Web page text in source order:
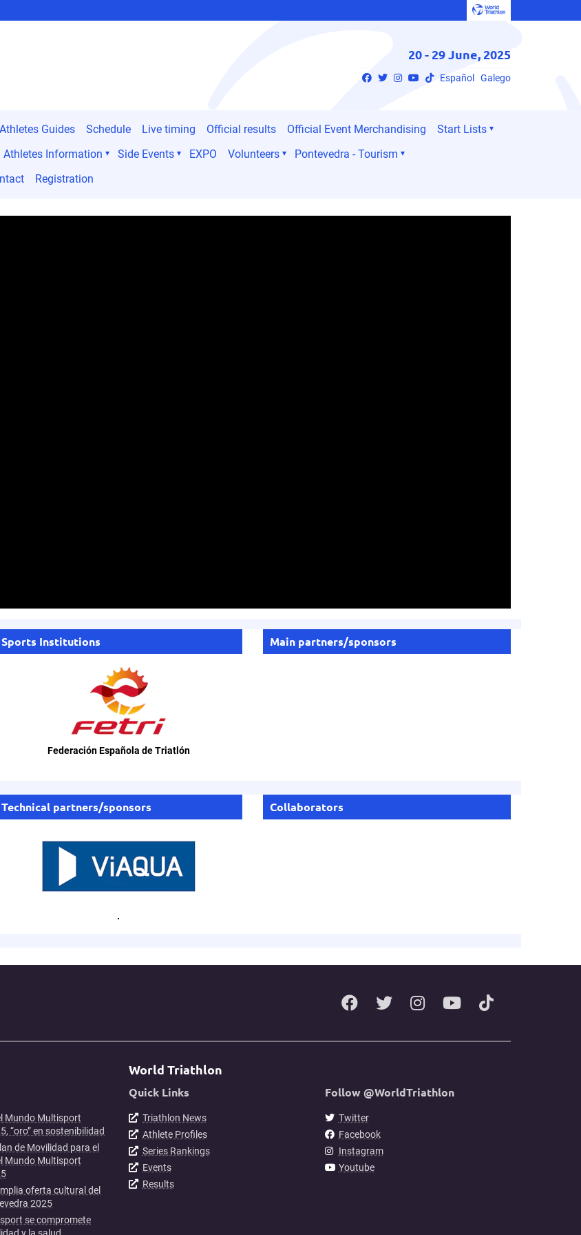
20 - 29 June, 2025
Español Galego
Athletes Guides Schedule Live timing Official results Official Event Merchandising
Start Lists
Athletes Information Side Events EXPO Volunteers
Pontevedra - Tourism
Registration
Sports Institutions
Federación Española de Triatlón
Main partners/sponsors
Technical partners/sponsors
.
Collaborators
Mundo Multisport
“oro” en sostenibilidad
de Movilidad para el
Mundo Multisport
oferta cultural del
2025
se compromete
World Triathlon
Quick Links
Triathlon News
Athlete Profiles
Series Rankings
Events
Results
Follow @WorldTriathlon
Twitter
Facebook
Instagram
Youtube